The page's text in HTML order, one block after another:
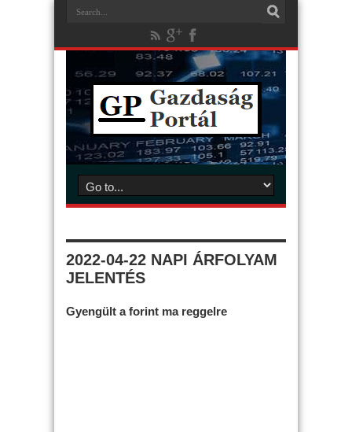
2022-04-22 NAPI ÁRFOLYAM
JELENTÉS
Gyengült a forint ma reggelre